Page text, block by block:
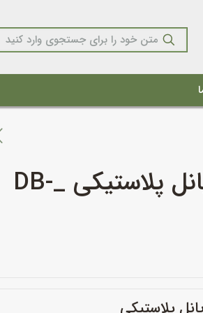
باکس فلزی با پانل پلاستیکی _DB-